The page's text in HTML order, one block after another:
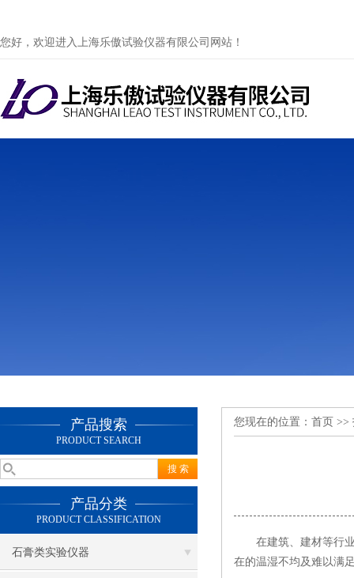
您好，欢迎进入上海乐傲试验仪器有限公司网站！
产品搜索
PRODUCT SEARCH
产品分类
PRODUCT CLASSIFICATION
石膏类实验仪器
您现在的位置： 首页 >>
在建筑、建材等行业
在的温湿不均及难以满